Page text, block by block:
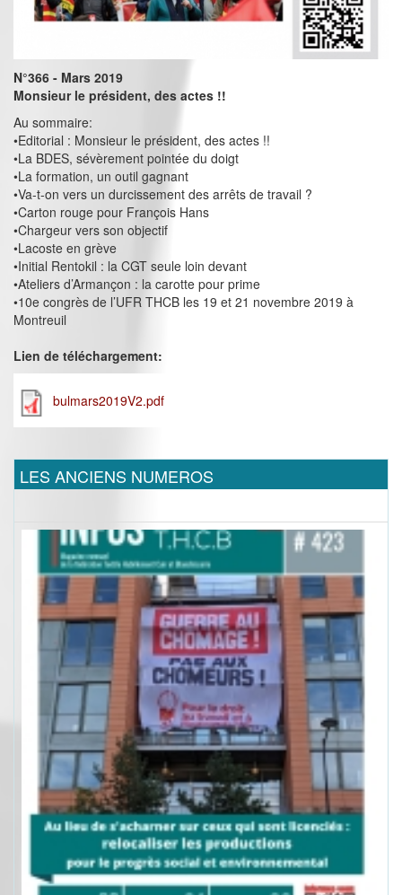
N°366 - Mars 2019
Monsieur le président, des actes !!
Au sommaire:
•Editorial : Monsieur le président, des actes !!
•La BDES, sévèrement pointée du doigt
•La formation, un outil gagnant
•Va-t-on vers un durcissement des arrêts de travail ?
•Carton rouge pour François Hans
•Chargeur vers son objectif
•Lacoste en grève
•Initial Rentokil : la CGT seule loin devant
•Ateliers d’Armançon : la carotte pour prime
•10e congrès de l’UFR THCB les 19 et 21 novembre 2019 à
Montreuil
Lien de téléchargement:
bulmars2019V2.pdf
LES ANCIENS NUMEROS